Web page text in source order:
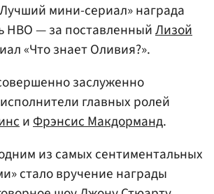
мини-сериал» награда
HBO — за поставленныйЛизой
«Что знает Оливия?».
заслуженно
главных ролей
иФрэнсис Макдорманд.
из самых сентиментальных
стало вручение награды